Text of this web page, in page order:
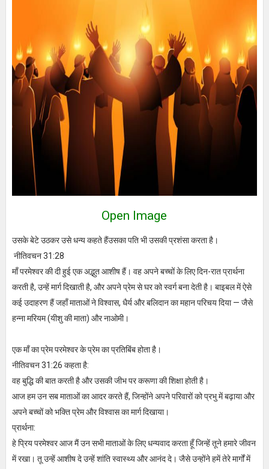
Open Image
उसके बेटे उठकर उसे धन्य कहते हैंउसका पति भी उसकी प्रशंसा करता है।
नीतिवचन 31:28
माँ परमेश्वर की दी हुई एक अद्भुत आशीष हैं। वह अपने बच्चों के लिए दिन-रात प्रार्थना
करती है, उन्हें मार्ग दिखाती है, और अपने प्रेम से घर को स्वर्ग बना देती है। बाइबल में ऐसे
कई उदाहरण हैं जहाँ माताओं ने विश्वास, धैर्य और बलिदान का महान परिचय दिया — जैसे
हन्ना मरियम (यीशु की माता) और नाओमी।
एक माँ का प्रेम परमेश्वर के प्रेम का प्रतिबिंब होता है।
नीतिवचन 31:26 कहता है:
वह बुद्धि की बात करती है और उसकी जीभ पर करूणा की शिक्षा होती है।
आज हम उन सब माताओं का आदर करते हैं, जिन्होंने अपने परिवारों को प्रभु में बढ़ाया और
अपने बच्चों को भक्ति प्रेम और विश्वास का मार्ग दिखाया।
प्रार्थना:
हे प्रिय परमेश्वर आज मैं उन सभी माताओं के लिए धन्यवाद करता हूँ जिन्हें तूने हमारे जीवन
में रखा। तू उन्हें आशीष दे उन्हें शांति स्वास्थ्य और आनंद दे। जैसे उन्होंने हमें तेरे मार्गों में